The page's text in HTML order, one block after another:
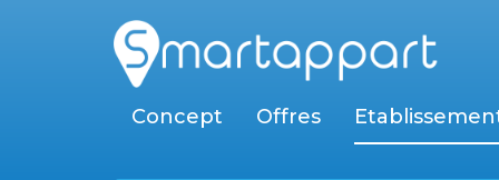
Concept Offres